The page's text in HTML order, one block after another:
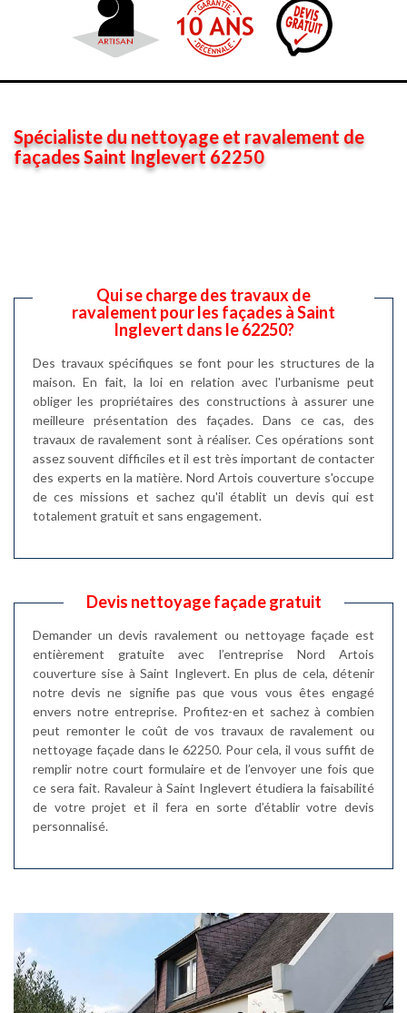
Spécialiste du nettoyage et ravalement de
façades Saint Inglevert 62250
Qui se charge des travaux de
ravalement pour les façades à Saint
Inglevert dans le 62250?
Des travaux spécifiques se font pour les structures de la
maison. En fait, la loi en relation avec l'urbanisme peut
obliger les propriétaires des constructions à assurer une
meilleure présentation des façades. Dans ce cas, des
travaux de ravalement sont à réaliser. Ces opérations sont
assez souvent difficiles et il est très important de contacter
des experts en la matière. Nord Artois couverture s'occupe
de ces missions et sachez qu'il établit un devis qui est
totalement gratuit et sans engagement.
Devis nettoyage façade gratuit
Demander un devis ravalement ou nettoyage façade est
entièrement gratuite avec l’entreprise Nord Artois
couverture sise à Saint Inglevert. En plus de cela, détenir
notre devis ne signifie pas que vous vous êtes engagé
envers notre entreprise. Profitez-en et sachez à combien
peut remonter le coût de vos travaux de ravalement ou
nettoyage façade dans le 62250. Pour cela, il vous suffit de
remplir notre court formulaire et de l’envoyer une fois que
ce sera fait. Ravaleur à Saint Inglevert étudiera la faisabilité
de votre projet et il fera en sorte d’établir votre devis
personnalisé.